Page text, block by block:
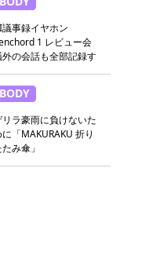
事録イヤホン
1 レビュー会
外の会話も全部記録す
BODY
リラ豪雨に負けないた
「MAKURAKU 折り
み傘」